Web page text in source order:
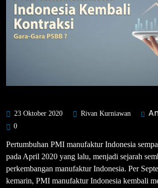
23 Oktober 2020 Rivan Kurniawan
0
Pertumbuhan PMI manufaktur Indonesia
pada April 2020 yang lalu, menjadi sejarah
perkembangan manufaktur Indonesia. Per
kemarin, PMI manufaktur Indonesia kembali